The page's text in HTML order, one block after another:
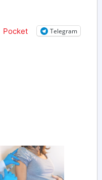
Pocket
Telegram